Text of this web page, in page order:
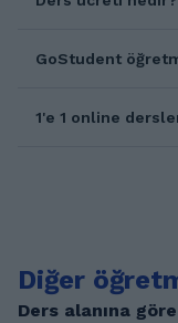
GoStudent
1'e 1 online
Diğer
Ders alanına göre